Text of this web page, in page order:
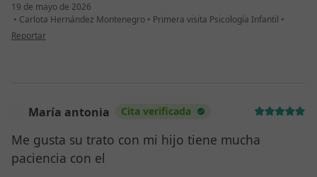
19 de mayo de 2026
• Carlota Hernández Montenegro • Primera visita Psicología Infantil •
en opinión del usuario Martha Gómez
Reportar
María antonia Cita verificada
Me gusta su trato con mi hijo tiene mucha
paciencia con el